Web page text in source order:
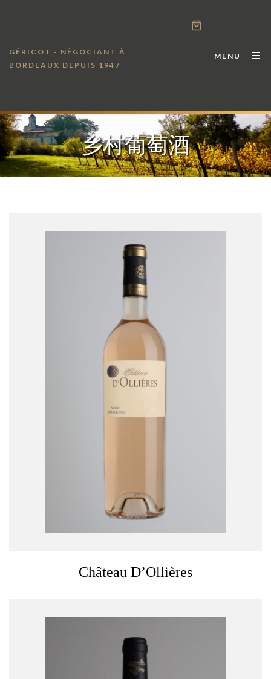
MENU
GÉRICOT - NÉGOCIANT À
BORDEAUX DEPUIS 1947
乡村葡萄酒
Château D’Ollières